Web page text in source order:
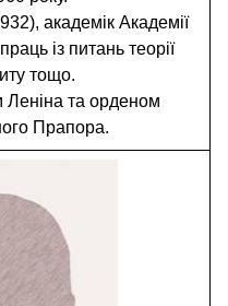
академік Академії
із питань теорії
тощо.
та орденом
Прапора.